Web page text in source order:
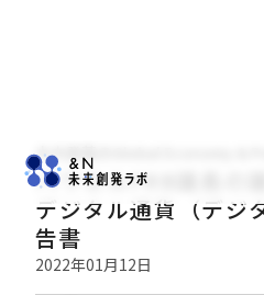
木内登英のGlobal Economy &
パウエルFRB議長の
デジタル通貨（デジ
告書
2022年01月12日